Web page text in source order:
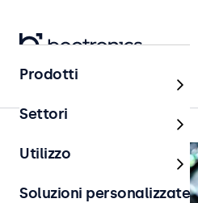
AV e broadcast
Prodotti
Settori
Utilizzo
Soluzioni personalizzate